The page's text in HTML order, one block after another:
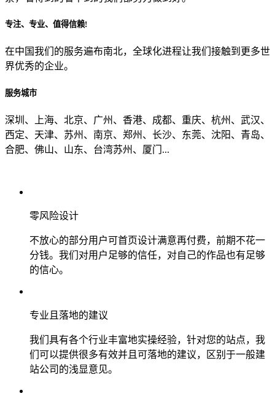
专注、专业、值得信赖!
在中国我们的服务遍布南北，全球化进程让我们接触到更多世
界优秀的企业。
服务城市
深圳、上海、北京、广州、香港、成都、重庆、杭州、武汉、
西定、天津、苏州、南京、郑州、长沙、东莞、沈阳、青岛、
合肥、佛山、山东、台湾苏州、厦门...
零风险设计
不放心的部分用户可首页设计满意再付费，前期不花一
分钱。我们对用户足够的信任，对自己的作品也有足够
的信心。
专业且落地的建议
我们具有各个行业丰富地实操经验，针对您的站点，我
们可以提供很多有效并且可落地的建议，区别于一般建
站公司的浅显意见。